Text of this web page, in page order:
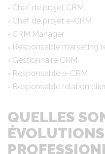
Chef de projet CRM
Chef de projet e-CRM
CRM Manager
Responsable marketing
Gestionnaire CRM
Responsable e-CRM
Responsable relation
QUELLES
ÉVOLUTIONS